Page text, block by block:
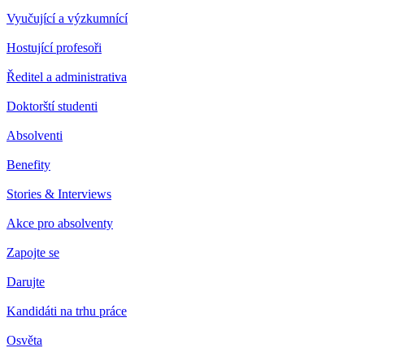
Vyučující a výzkumnící
Hostující profesoři
Ředitel a administrativa
Doktorští studenti
Absolventi
Benefity
Stories & Interviews
Akce pro absolventy
Zapojte se
Darujte
Kandidáti na trhu práce
Osvěta